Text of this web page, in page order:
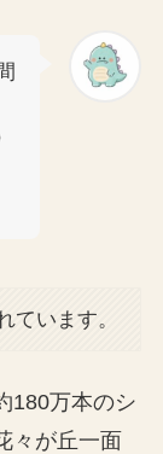
ています。
180万本のシ
々が丘一面